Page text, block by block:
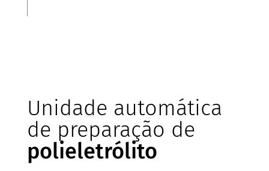
Unidade automática
de preparação de
polieletrólito